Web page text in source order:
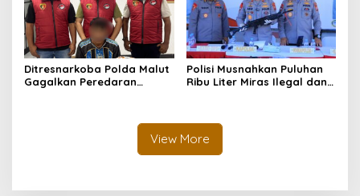
Ditresnarkoba Polda Malut
Gagalkan Peredaran
Polisi Musnahkan Puluhan
Ribu Liter Miras Ilegal dan
Lintas Negara
View More